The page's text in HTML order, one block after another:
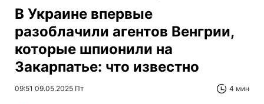
В Украине впервые
разоблачили агентов Венгрии,
которые шпионили на
Закарпатье: что известно
09:51 09.05.2025 Пт 4 мин